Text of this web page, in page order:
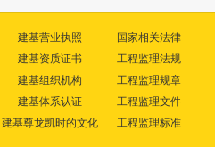
建基营业执照
建基资质证书
建基组织机构
建基体系认证
建基尊龙凯时的文化
国家相关法律
工程监理法规
工程监理规章
工程监理文件
工程监理标准